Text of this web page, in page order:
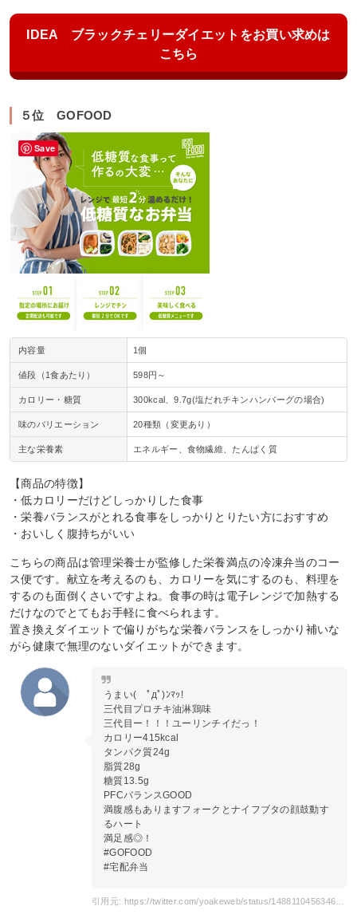
IDEA ブラックチェリーダイエットをお買い求めは
こちら
５位 GOFOOD
内容量 1個
値段（1食あたり） 598円～
カロリー・糖質 300kcal、9.7g(塩だれチキンハンバーグの場合)
味のバリエーション 20種類（変更あり）
主な栄養素 エネルギー、食物繊維、たんぱく質
【商品の特徴】
・低カロリーだけどしっかりした食事
・栄養バランスがとれる食事をしっかりとりたい方におすすめ
・おいしく腹持ちがいい
こちらの商品は管理栄養士が監修した栄養満点の冷凍弁当のコー
ス便です。献立を考えるのも、カロリーを気にするのも、料理を
するのも面倒くさいですよね。食事の時は電子レンジで加熱する
だけなのでとてもお手軽に食べられます。
置き換えダイエットで偏りがちな栄養バランスをしっかり補いな
がら健康で無理のないダイエットができます。
うまい( ﾟдﾟ)ﾝﾏｯ!
三代目プロチキ油淋鶏味
三代目ー！！！ユーリンチイだっ！
カロリー415kcal
タンパク質24g
脂質28g
糖質13.5g
PFCバランスGOOD
満腹感もありますフォークとナイフブタの顔鼓動す
るハート
満足感◎！
#GOFOOD
#宅配弁当
Save